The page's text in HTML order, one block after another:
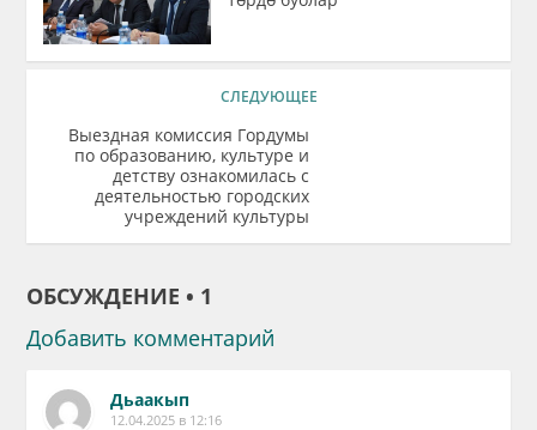
СЛЕДУЮЩЕЕ
Выездная комиссия Гордумы
по образованию, культуре и
детству ознакомилась с
деятельностью городских
учреждений культуры
ОБСУЖДЕНИЕ • 1
Добавить комментарий
Дьаакып
12.04.2025 в 12:16